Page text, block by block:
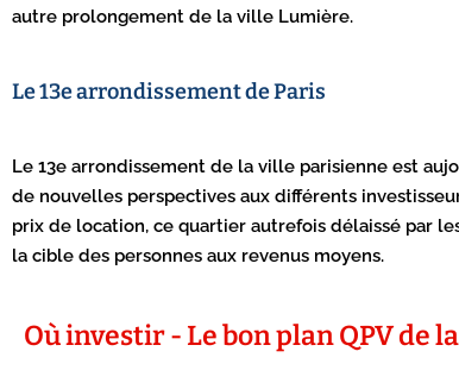
autre prolongement de la ville Lumière.
Le 13e arrondissement de Paris
Le 13e arrondissement de la ville parisienne est
de nouvelles perspectives aux différents
prix de location, ce quartier autrefois délaissé par
la cible des personnes aux revenus moyens.
Où investir - Le bon plan QPV de